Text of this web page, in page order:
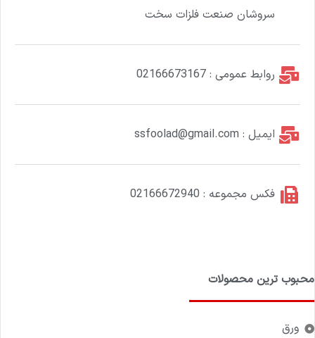
سروشان صنعت فلزات سخت
روابط عمومی : 02166673167
ایمیل : ssfoolad@gmail.com
فکس مجموعه : 02166672940
محبوب ترین محصولات
ورق